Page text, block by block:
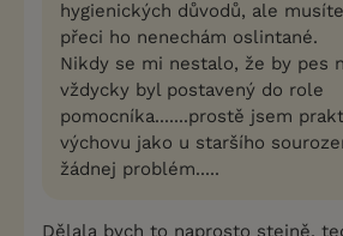
hygienických důvodů, ale
přeci ho nenechám oslintané.
Nikdy se mi nestalo, že by pes
vždycky byl postavený do role
pomocníka.......prostě jsem
výchovu jako u staršího
žádnej problém.....
Dělala bych to naprosto stejně,